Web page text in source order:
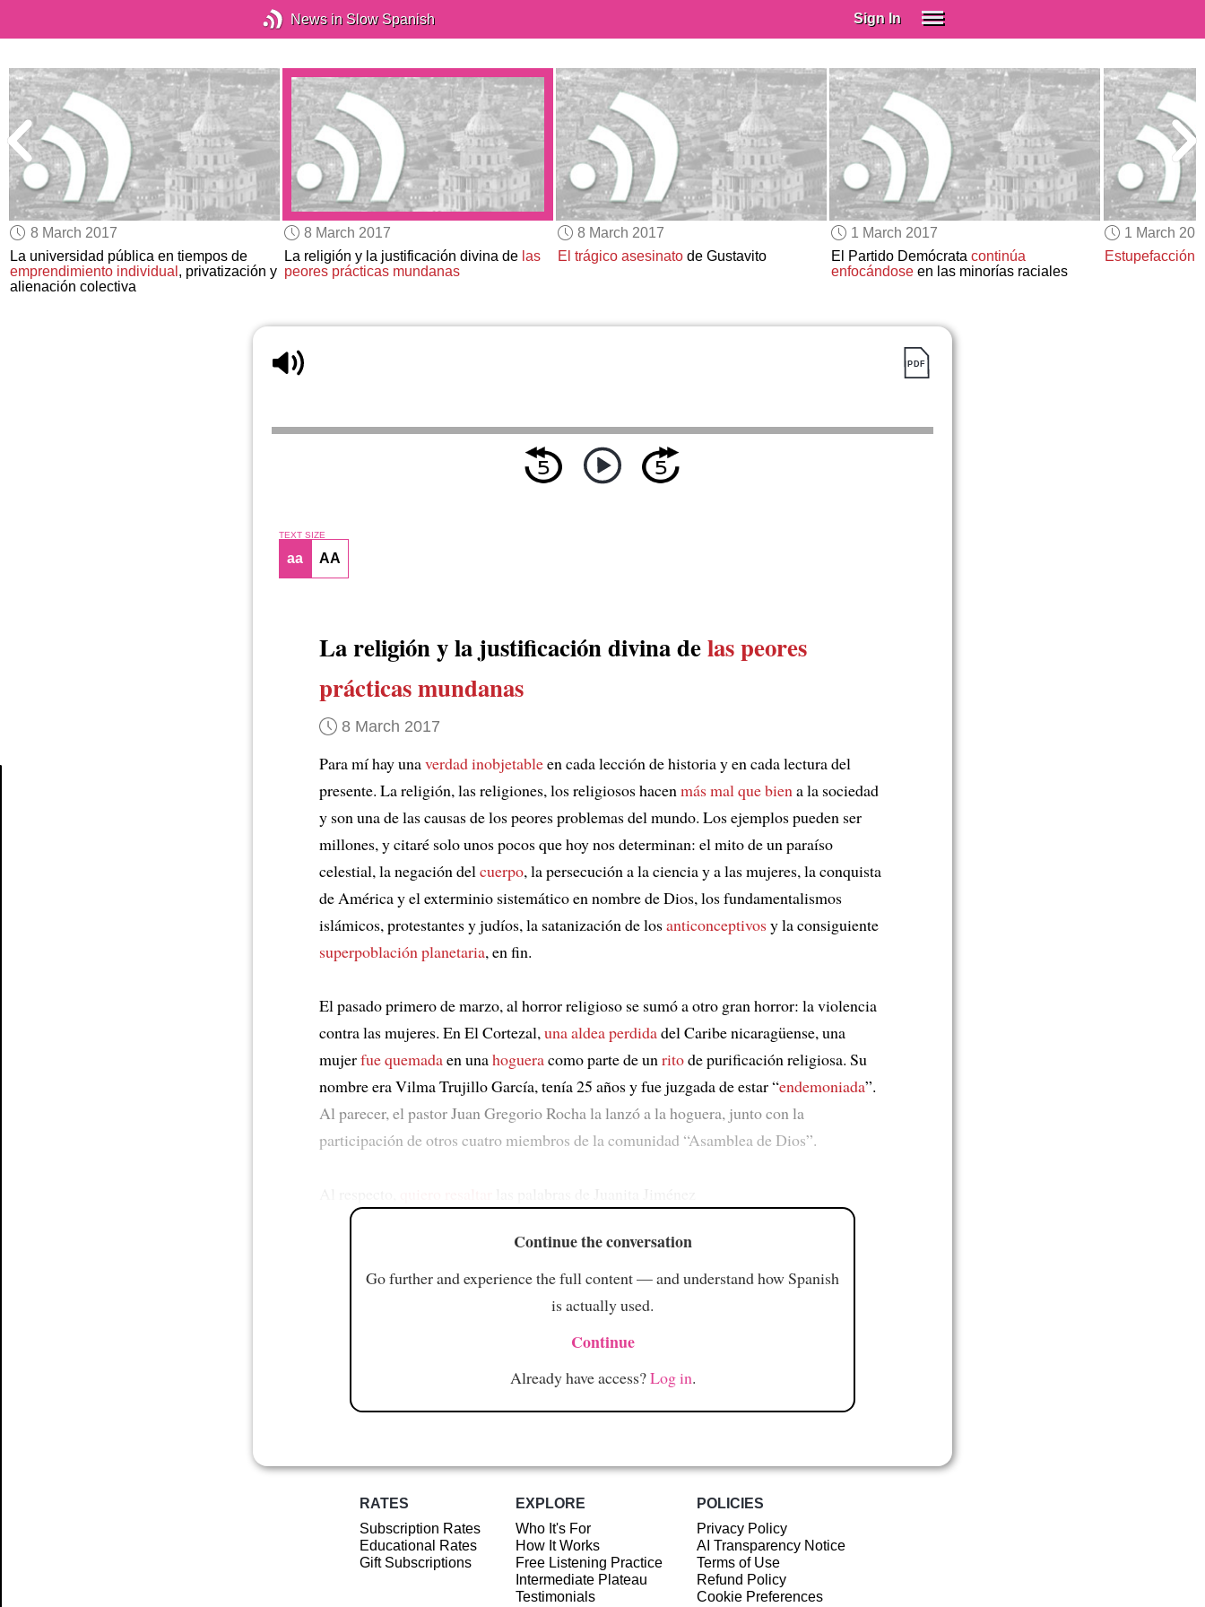
News in Slow Spanish Sign In
Spanish (Spain)
Spanish (Latino)
SUBSCRIBE
EDUCATIONAL LICENSES
GIFT CARDS
OTHER LANGUAGES
ABOUT US
8 March 2017
La universidad pública en tiempos de
emprendimiento individual , privatización y
alienación colectiva
8 March 2017
La religión y la justificación divina de las
peores prácticas mundanas
8 March 2017
El trágico asesinatode Gustavito
1 March 2017
El Partido Demócrata continúa
enfocándoseen las minorías raciales
1 March
Estupefacción
TEXT SIZE
aa AA
La religión y la justificación divina delas peores
prácticas mundanas
8 March 2017
Para mí hay unaverdad inobjetableen cada lección de historia y en cada lectura del
presente. La religión, las religiones, los religiosos hacen más mal que bien a la sociedad
y son una de las causas de los peores problemas del mundo. Los ejemplos pueden ser
millones, y citaré solo unos pocos que hoy nos determinan: el mito de un paraíso
celestial, la negación del cuerpo, la persecución a la ciencia y a las mujeres, la conquista
de América y el exterminio sistemático en nombre de Dios, los fundamentalismos
islámicos, protestantes y judíos, la satanización de losanticonceptivosy la consiguiente
superpoblación planetaria, en fin.
El pasado primero de marzo, al horror religioso se sumó a otro gran horror: la violencia
contra las mujeres. En El Cortezal, una aldea perdidadel Caribe nicaragüense, una
mujerfue quemadaen unahogueracomo parte de un ritode purificación religiosa. Su
nombre era Vilma Trujillo García, tenía 25 años y fue juzgada de estar “endemoniada”.
Al parecer, el pastor Juan Gregorio Rocha la lanzó a la hoguera, junto con la
participación de otros cuatro miembros de la comunidad “Asamblea de Dios”.
Continue the conversation
Go further and experience the full content — and understand how Spanish
is actually used.
Continue
Already have access?Log in.
RATES
Subscription Rates
Educational Rates
Gift Subscriptions
EXPLORE
Who It's For
How It Works
Free Listening Practice
Intermediate Plateau
Testimonials
POLICIES
Privacy Policy
AI Transparency Notice
Terms of Use
Refund Policy
Cookie Preferences